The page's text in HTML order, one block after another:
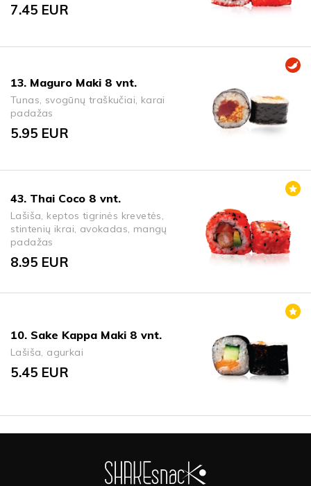
7.45 EUR
13. Maguro Maki 8 vnt.
Tunas, svogūnų traškučiai, karai
padažas
5.95 EUR
43. Thai Coco 8 vnt.
Lašiša, keptos tigrinės krevetės,
stintenių ikrai, avokadas, mangų
padažas
8.95 EUR
10. Sake Kappa Maki 8 vnt.
Lašiša, agurkai
5.45 EUR